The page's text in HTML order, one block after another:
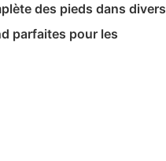
des pieds dans divers
parfaites pour les